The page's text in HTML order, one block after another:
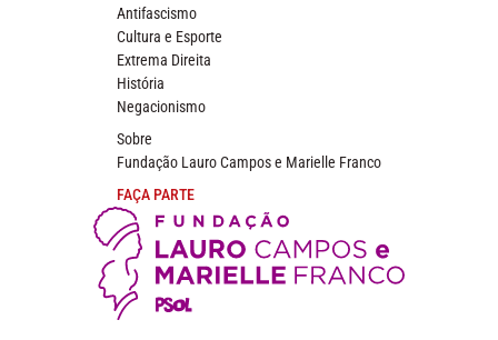
Antifascismo
Cultura e Esporte
Extrema Direita
História
Negacionismo
Sobre
Fundação Lauro Campos e Marielle Franco
FAÇA PARTE